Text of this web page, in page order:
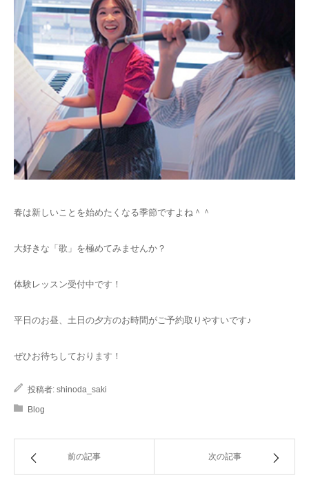
春は新しいことを始めたくなる季節ですよね＾＾
大好きな「歌」を極めてみませんか？
体験レッスン受付中です！
平日のお昼、土日の夕方のお時間がご予約取りやすいです♪
ぜひお待ちしております！
投稿者: shinoda_saki
Blog
前の記事 次の記事
Contact